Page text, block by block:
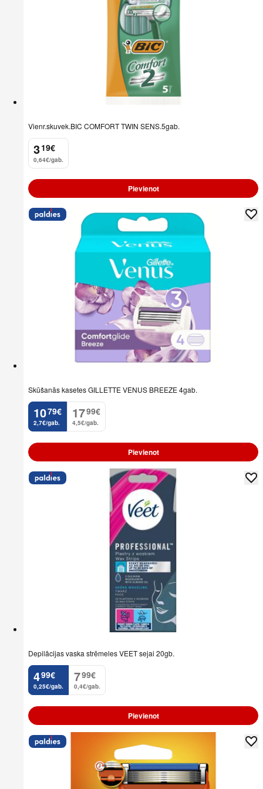
Vienr.skuvek.BIC COMFORT TWIN SENS.5gab.
3
. 19€
0,64€/gab.
Pievienot
Skūšanās kasetes GILLETTE VENUS BREEZE 4gab.
10
. 79€
2,7€/gab.
17
. 99€
4,5€/gab.
Pievienot
Depilācijas vaska strēmeles VEET sejai 20gb.
4
. 99€
0,25€/gab.
7
. 99€
0,4€/gab.
Pievienot